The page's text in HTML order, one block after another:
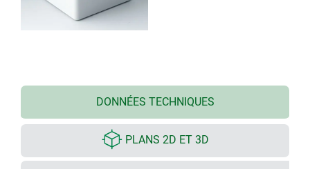
DONNÉES TECHNIQUES
PLANS 2D ET 3D